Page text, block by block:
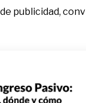
publicidad,